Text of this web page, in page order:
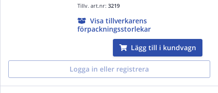
Tillv. art.nr:3219
Visa tillverkarens
förpackningsstorlekar
Lägg till i kundvagn
Logga in eller registrera